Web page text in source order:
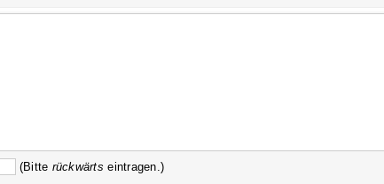
(Bitte rückwärts eintragen.)